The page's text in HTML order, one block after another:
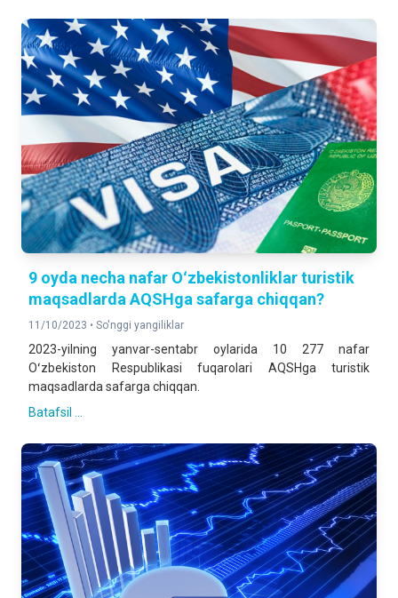
9 oyda necha nafar Oʻzbekistonliklar turistik
maqsadlarda AQSHga safarga chiqqan?
11/10/2023 • So'nggi yangiliklar
2023-yilning yanvar-sentabr oylarida 10 277 nafar
Oʻzbekiston Respublikasi fuqarolari AQSHga turistik
maqsadlarda safarga chiqqan.
Batafsil ...